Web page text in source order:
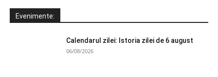
Evenimente:
Calendarul zilei: Istoria zilei de 6 august
06/08/2026